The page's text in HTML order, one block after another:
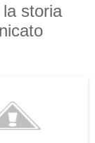
storia